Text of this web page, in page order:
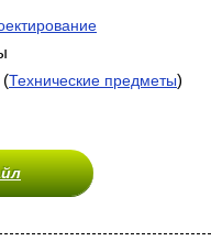
(Технические предметы)